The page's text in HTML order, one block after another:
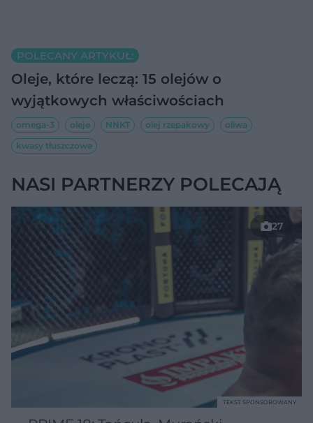
POLECANY ARTYKUŁ:
Oleje, które leczą: 15 olejów o
wyjątkowych właściwościach
omega-3 oleje NNKT olej rzepakowy
oliwa
kwasy tłuszczowe
NASI PARTNERZY POLECAJĄ
27
TEKST SPONSOROWANY